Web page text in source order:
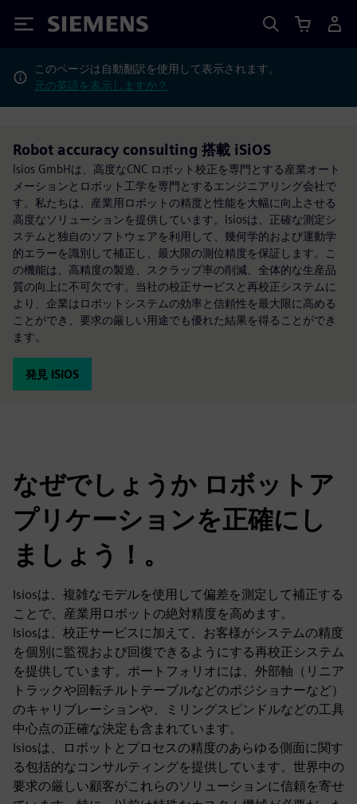
Siemens
このページは自動翻訳を使用して表示されます。
元の英語を表示しますか？
Robot accuracy consulting 搭載 iSiOS
Isios GmbHは、高度なCNC ロボット校正を専門とする産業オート
メーションとロボット工学を専門とするエンジニアリング会社で
す。私たちは、産業用ロボットの精度と性能を大幅に向上させる
高度なソリューションを提供しています。Isiosは、正確な測定シ
ステムと独自のソフトウェアを利用して、幾何学的および運動学
的エラーを識別して補正し、最大限の測位精度を保証します。こ
の機能は、高精度の製造、スクラップ率の削減、全体的な生産品
質の向上に不可欠です。当社の校正サービスと再校正システムに
より、企業はロボットシステムの効率と信頼性を最大限に高める
ことができ、要求の厳しい用途でも優れた結果を得ることができ
ます。
発見 iSiOS
なぜでしょうか ロボットア
プリケーションを正確にし
ましょう！。
Isiosは、複雑なモデルを使用して偏差を測定して補正する
ことで、産業用ロボットの絶対精度を高めます。
Isiosは、校正サービスに加えて、お客様がシステムの精度
を個別に監視および回復できるようにする再校正システム
を提供しています。ポートフォリオには、外部軸（リニア
トラックや回転チルトテーブルなどのポジショナーなど）
のキャリブレーションや、ミリングスピンドルなどの工具
中心点の正確な決定も含まれています。
Isiosは、ロボットとプロセスの精度のあらゆる側面に関す
る包括的なコンサルティングを提供しています。世界中の
要求の厳しい顧客がこれらのソリューションに信頼を寄せ